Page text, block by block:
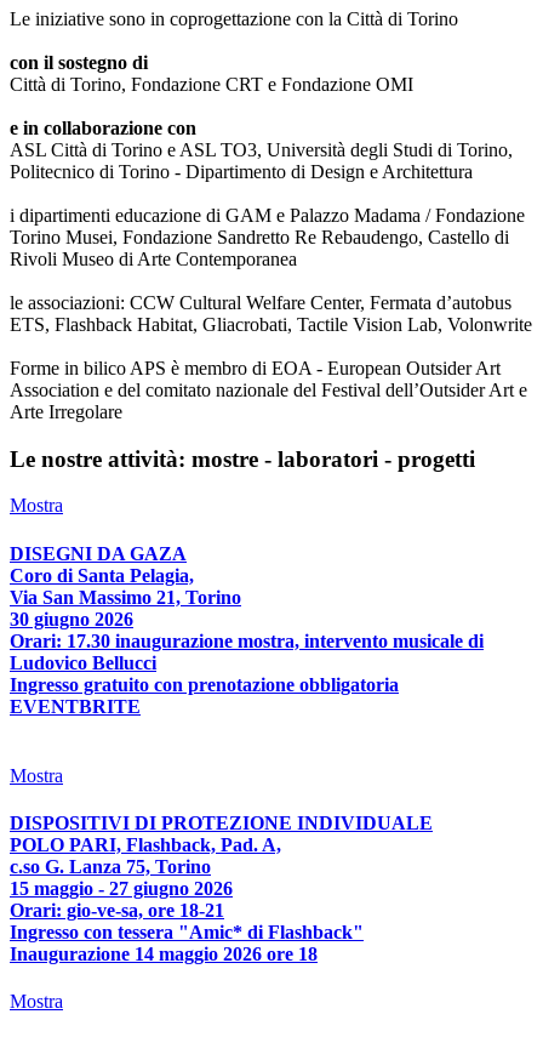
Le iniziative sono in coprogettazione con la Città di Torino
con il sostegno di
Città di Torino, Fondazione CRT e Fondazione OMI
e in collaborazione con
ASL Città di Torino e ASL TO3, Università degli Studi di Torino,
Politecnico di Torino - Dipartimento di Design e Architettura
i dipartimenti educazione di GAM e Palazzo Madama / Fondazione
Torino Musei, Fondazione Sandretto Re Rebaudengo, Castello di
Rivoli Museo di Arte Contemporanea
le associazioni: CCW Cultural Welfare Center, Fermata d’autobus
ETS, Flashback Habitat, Gliacrobati, Tactile Vision Lab, Volonwrite
Forme in bilico APS è membro di EOA - European Outsider Art
Association e del comitato nazionale del Festival dell’Outsider Art e
Arte Irregolare
Le nostre attività: mostre - laboratori - progetti
Mostra
DISEGNI DA GAZA
Coro di Santa Pelagia,
Via San Massimo 21, Torino
30 giugno 2026
Orari: 17.30 inaugurazione mostra, intervento musicale di
Ludovico Bellucci
Ingresso gratuito con prenotazione obbligatoria
EVENTBRITE
Mostra
DISPOSITIVI DI PROTEZIONE INDIVIDUALE
POLO PARI, Flashback, Pad. A,
c.so G. Lanza 75, Torino
15 maggio - 27 giugno 2026
Orari: gio-ve-sa, ore 18-21
Ingresso con tessera "Amic* di Flashback"
Inaugurazione 14 maggio 2026 ore 18
Mostra